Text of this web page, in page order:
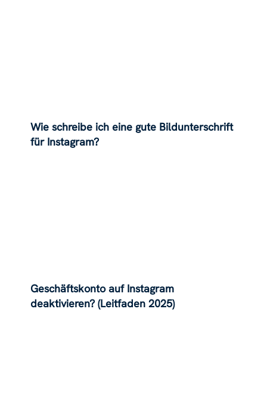
Wie schreibe ich eine gute Bildunterschrift
für Instagram?
Geschäftskonto auf Instagram
deaktivieren? (Leitfaden 2025)